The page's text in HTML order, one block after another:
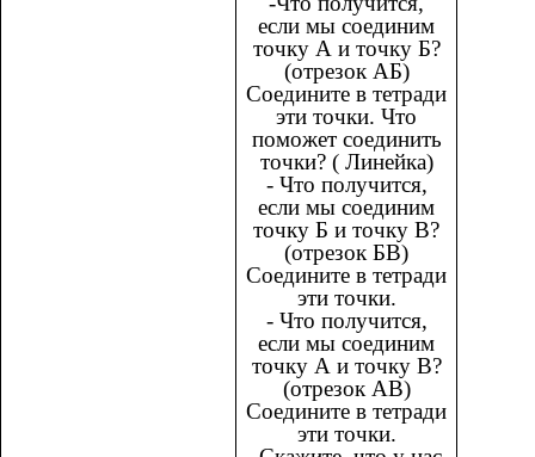
если мы соединим
точку А и точку Б?
(отрезок АБ)
Соедините в тетради
эти точки. Что
поможет соединить
точки? ( Линейка)
- Что получится,
если мы соединим
точку Б и точку В?
(отрезок БВ)
Соедините в тетради
эти точки.
- Что получится,
если мы соединим
точку А и точку В?
(отрезок АВ)
Соедините в тетради
эти точки.